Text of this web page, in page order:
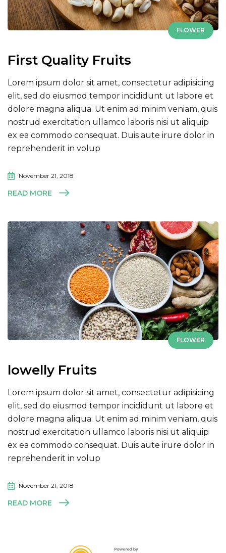
FLOWER
First Quality Fruits
Lorem ipsum dolor sit amet, consectetur adipisicing
elit, sed do eiusmod tempor incididunt ut labore et
dolore magna aliqua. Ut enim ad minim veniam, quis
nostrud exercitation ullamco laboris nisi ut aliquip
ex ea commodo consequat. Duis aute irure dolor in
reprehenderit in volup
November 21, 2018
READ MORE
FLOWER
lowelly Fruits
Lorem ipsum dolor sit amet, consectetur adipisicing
elit, sed do eiusmod tempor incididunt ut labore et
dolore magna aliqua. Ut enim ad minim veniam, quis
nostrud exercitation ullamco laboris nisi ut aliquip
ex ea commodo consequat. Duis aute irure dolor in
reprehenderit in volup
November 21, 2018
READ MORE